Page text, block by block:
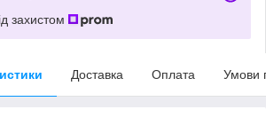
захистом
Доставка Оплата Умови